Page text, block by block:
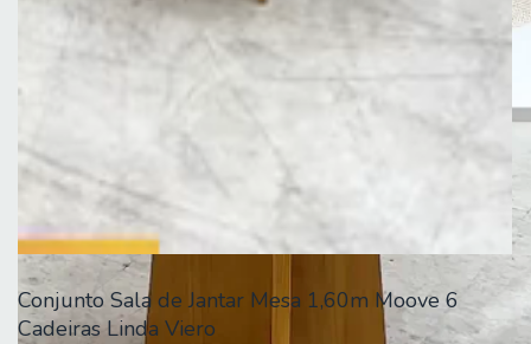
Conjunto Sala de Jantar Mesa 1,60m Moove 6
Cadeiras Linda Viero